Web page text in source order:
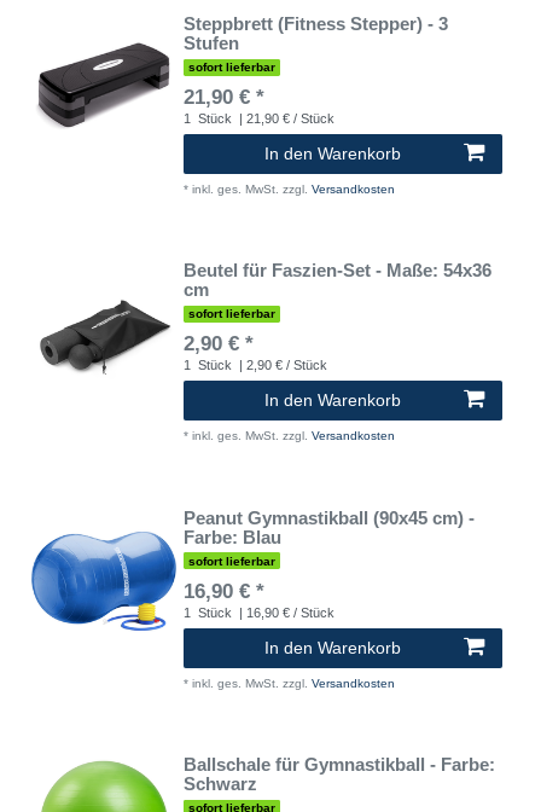
Steppbrett (Fitness Stepper) - 3
Stufen
sofort lieferbar
21,90 € *
1 Stück | 21,90 € / Stück
In den Warenkorb
* inkl. ges. MwSt. zzgl. Versandkosten
Beutel für Faszien-Set - Maße: 54x36
cm
sofort lieferbar
2,90 € *
1 Stück | 2,90 € / Stück
In den Warenkorb
* inkl. ges. MwSt. zzgl. Versandkosten
Peanut Gymnastikball (90x45 cm) -
Farbe: Blau
sofort lieferbar
16,90 € *
1 Stück | 16,90 € / Stück
In den Warenkorb
* inkl. ges. MwSt. zzgl. Versandkosten
Ballschale für Gymnastikball - Farbe:
Schwarz
sofort lieferbar